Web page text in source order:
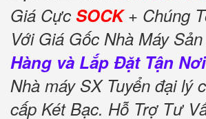
Giá Cực SOCK+ Chúng
Với Giá Gốc Nhà Máy
Hàng và Lắp Đặt Tận
Nhà máy SX Tuyển đại lý
cấp Két Bạc. Hỗ Trợ Tư